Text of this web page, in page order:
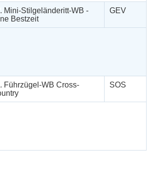
Mini-Stilgeländeritt-WB -
Bestzeit
GEV
Führzügel-WB Cross-
SOS